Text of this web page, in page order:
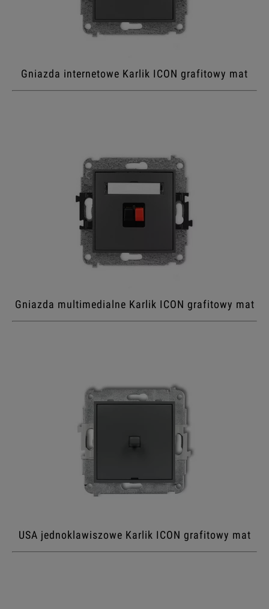
Gniazda internetowe Karlik ICON grafitowy mat
Gniazda multimedialne Karlik ICON grafitowy mat
USA jednoklawiszowe Karlik ICON grafitowy mat